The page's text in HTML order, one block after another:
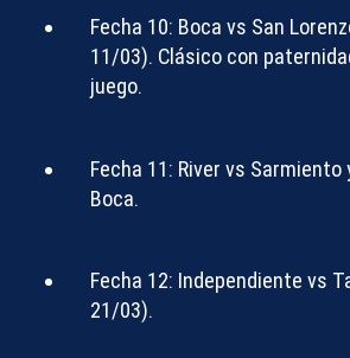
Fecha 10: Boca vs San
11/03). Clásico con
juego.
Fecha 11: River vs Sarmiento
Boca.
Fecha 12: Independiente vs
21/03).